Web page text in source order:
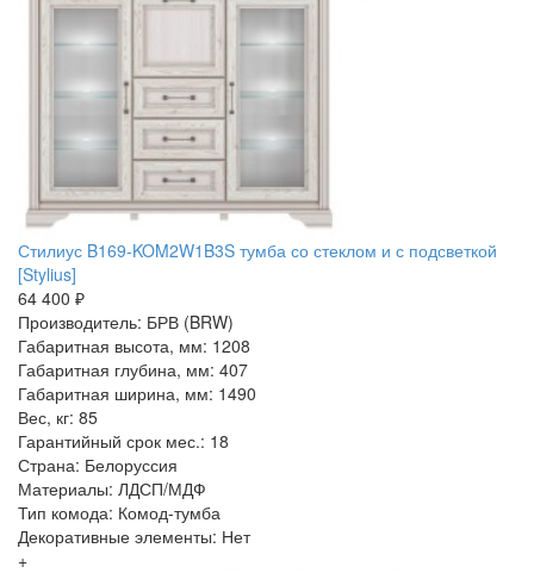
Стилиус B169-KOM2W1B3S тумба со стеклом и с подсветкой
[Stylius]
64 400 ₽
Производитель: БРВ (BRW)
Габаритная высота, мм: 1208
Габаритная глубина, мм: 407
Габаритная ширина, мм: 1490
Вес, кг: 85
Гарантийный срок мес.: 18
Страна: Белоруссия
Материалы: ЛДСП/МДФ
Тип комода: Комод-тумба
Декоративные элементы: Нет
+